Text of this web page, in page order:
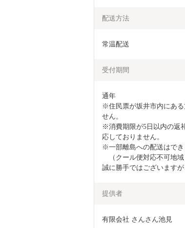
配送方法
常温配送
受付期間
通年
※住民票が坂井市内にあ
せん。
※消費期限が5日以内の返
応しておりません。
※一部離島への配送はでき
（クール便対応不可地域
誠に勝手ではございます
提供者
有限会社 さんさん池見